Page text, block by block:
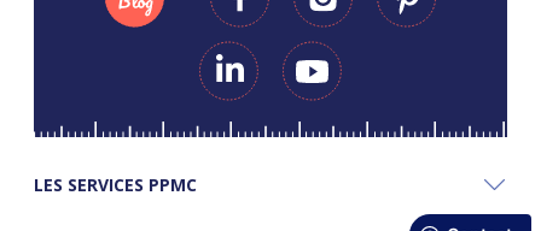
LES SERVICES PPMC